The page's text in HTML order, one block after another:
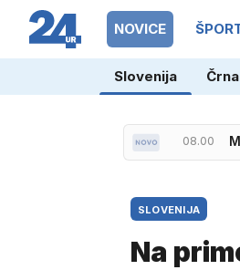
NOVICE
Slovenija
07.25
SLOVENIJA
Na